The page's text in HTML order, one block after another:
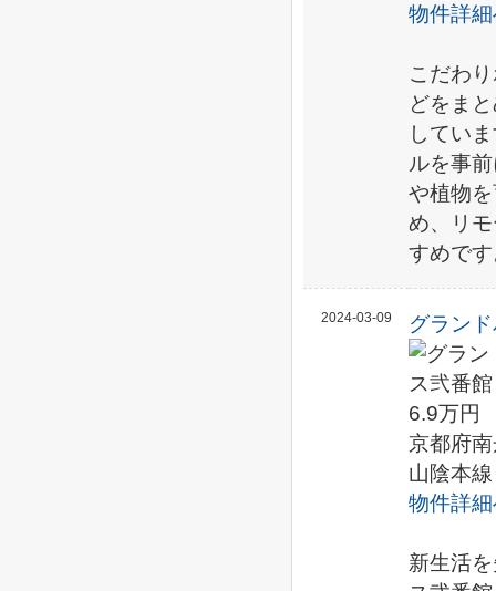
物件詳
こだわ
どをま
してい
ルを事
や植物
め、リ
すめで
2024-03-09 グラン
6.9万円
京都府
山陰本
物件詳
新生活